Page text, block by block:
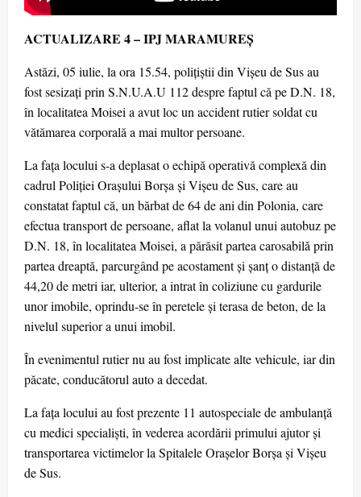
ACTUALIZARE 4 – IPJ MARAMUREŞ
Astăzi, 05 iulie, la ora 15.54, polițiștii din Vișeu de Sus au
fost sesizați prin S.N.U.A.U 112 despre faptul că pe D.N. 18,
în localitatea Moisei a avut loc un accident rutier soldat cu
vătămarea corporală a mai multor persoane.
La fața locului s-a deplasat o echipă operativă complexă din
cadrul Poliției Orașului Borșa și Vișeu de Sus, care au
constatat faptul că, un bărbat de 64 de ani din Polonia, care
efectua transport de persoane, aflat la volanul unui autobuz pe
D.N. 18, în localitatea Moisei, a părăsit partea carosabilă prin
partea dreaptă, parcurgând pe acostament și șanț o distanță de
44,20 de metri iar, ulterior, a intrat în coliziune cu gardurile
unor imobile, oprindu-se în peretele și terasa de beton, de la
nivelul superior a unui imobil.
În evenimentul rutier nu au fost implicate alte vehicule, iar din
păcate, conducătorul auto a decedat.
La fața locului au fost prezente 11 autospeciale de ambulanță
cu medici specialiști, în vederea acordării primului ajutor și
transportarea victimelor la Spitalele Orașelor Borșa și Vișeu
de Sus.